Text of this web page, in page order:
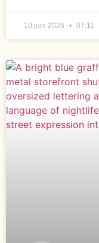
10 juni 2026 07:11